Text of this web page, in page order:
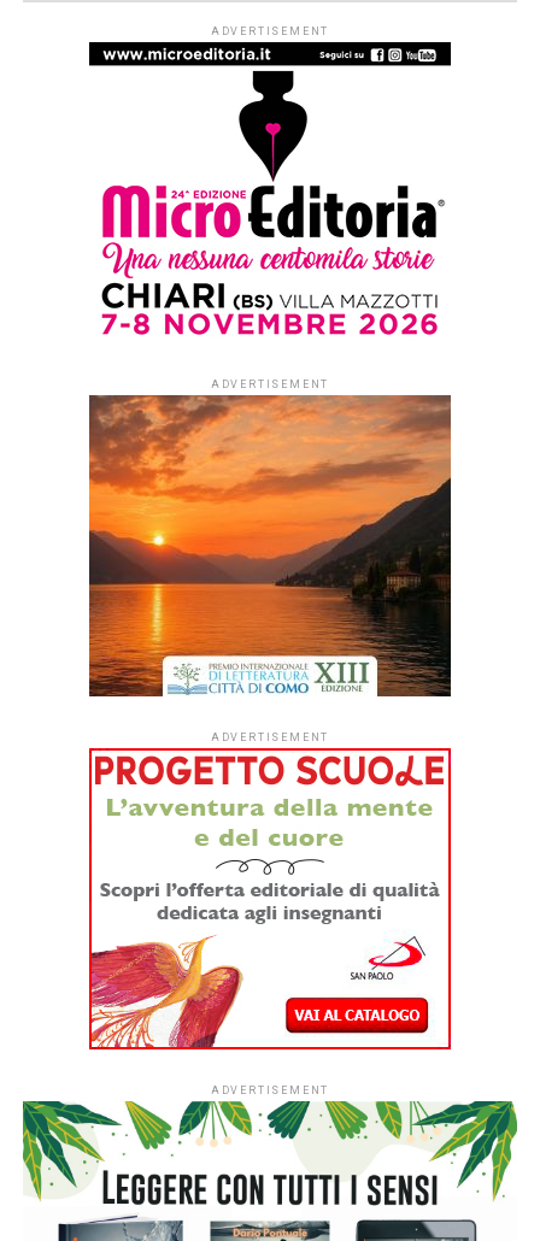
Ritratti di Poesia: il 10 aprile a
Roma la XIX edizione
Published 4 mesi ago on 2 Aprile 2026
Redazione Leggere:tutti
È in programma per tutta la
aprile all’Auditorium
Conciliazione di Roma la
XIX edizione di “Ritratti di
Poesia“, manifestazione
promossa e organizzata
dalla Fondazione Roma in
collaborazione con
InventaEventi dedicata alla
poesia contemporanea
con più di 50 ospiti
dall’Italia e dal mondo.
riferimento per gli amanti della poesia, proporrà un
articolato panorama di voci, linguaggi e forme espressive.
L’obiettivo è rendere la poesia accessibile e condivisa,
coinvolgendo un pubblico ampio e soprattutto giovane
grazie al dialogo tra culture, generazioni e arti differenti.
“Ritratti di Poesia” offrirà incontri con poeti italiani e
stranieri, performance, dialoghi interdisciplinari e momenti
dedicati ai nuovi talenti e alla poesia emergente.
Per circa 10 ore consecutive, a partire dalle 9.15, si
alterneranno sul palco dell’Auditorium Conciliazione più di
50 ospiti, tra cui: Linnea Axelsson, Matteo Bianchi, Nicola
Bultrini, Tiziano Broggiato, Roberto Cescon, Laura
Cingolani, Nicolas Cunial, Ellen Deckwitz, Sofia Fiorini,
Emanuele Franceschetti, Gianluca Furnari, Jorie Graham,
Domenico Iannacone, Gianfranco Lauretano, Vittorio
Lingiardi, Valerio Massaroni, Koike Masayo, Wanda
Marasco, Francesco Ottonello, Sacha Piersanti, Vladimir
Sabourín, Raoul Schrott, Grant Snider, Hannah Sullivan,